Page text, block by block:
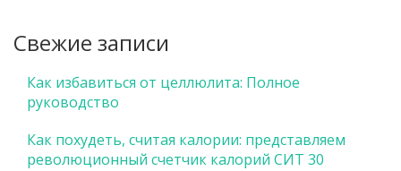
Свежие записи
Как избавиться от целлюлита: Полное
руководство
Как похудеть, считая калории: представляем
революционный счетчик калорий СИТ 30